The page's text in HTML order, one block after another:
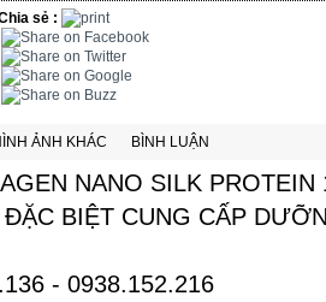
sẻ :
ẢNH KHÁC BÌNH LUẬN
NANO SILK PROTEIN
BIỆT CUNG CẤP
- 0938.152.216